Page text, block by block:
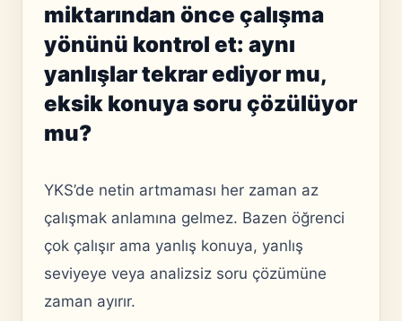
miktarından önce çalışma
yönünü kontrol et: aynı
yanlışlar tekrar ediyor mu,
eksik konuya soru çözülüyor
mu?
YKS’de netin artmaması her zaman az
çalışmak anlamına gelmez. Bazen öğrenci
çok çalışır ama yanlış konuya, yanlış
seviyeye veya analizsiz soru çözümüne
zaman ayırır.